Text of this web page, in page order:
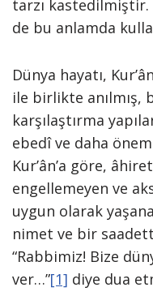
tarzı
de bu anlamda
Dünya hayatı,
ile birlikte anılmış,
karşılaştırma
ebedî ve daha
Kur’ân’a göre,
engellemeyen ve
uygun olarak
nimet ve bir
“Rabbimiz! Bize
ver…”[1] diye dua